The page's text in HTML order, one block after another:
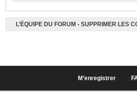
L’ÉQUIPE DU FORUM - SUPPRIMER LES
M’enregistrer